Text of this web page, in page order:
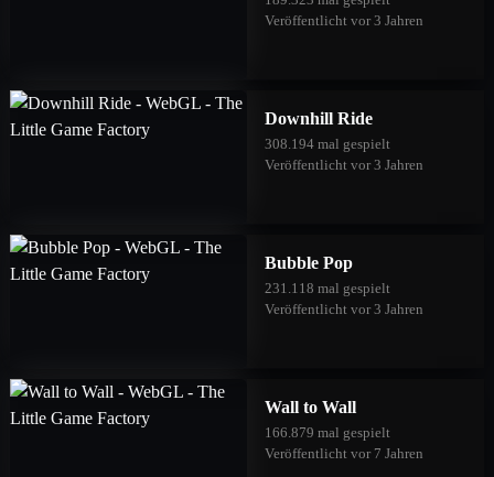
Veröffentlicht vor 3 Jahren
Downhill Ride
308.194 mal gespielt
Veröffentlicht vor 3 Jahren
Bubble Pop
231.118 mal gespielt
Veröffentlicht vor 3 Jahren
Wall to Wall
166.879 mal gespielt
Veröffentlicht vor 7 Jahren